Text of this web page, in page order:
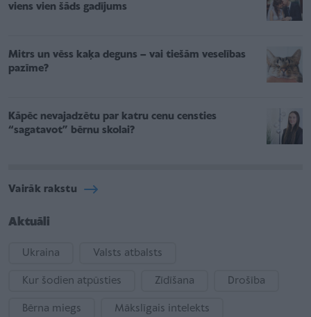
viens vien šāds gadījums
Mitrs un vēss kaķa deguns – vai tiešām veselības
pazīme?
Kāpēc nevajadzētu par katru cenu censties
“sagatavot” bērnu skolai?
Vairāk rakstu
Aktuāli
Ukraina Valsts atbalsts
Kur šodien atpūsties Zīdīšana Drošība
Bērna miegs Mākslīgais intelekts